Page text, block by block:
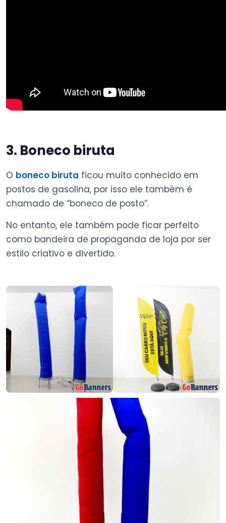
3. Boneco biruta
O boneco biruta ficou muito conhecido em
postos de gasolina, por isso ele também é
chamado de “boneco de posto”.
No entanto, ele também pode ficar perfeito
como bandeira de propaganda de loja por ser
estilo criativo e divertido.